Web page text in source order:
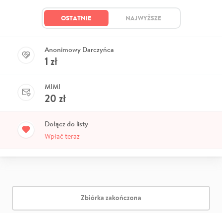
OSTATNIE NAJWYŻSZE
Anonimowy Darczyńca
1 zł
MIMI
20 zł
Dołącz do listy
Wpłać teraz
Zbiórka zakończona